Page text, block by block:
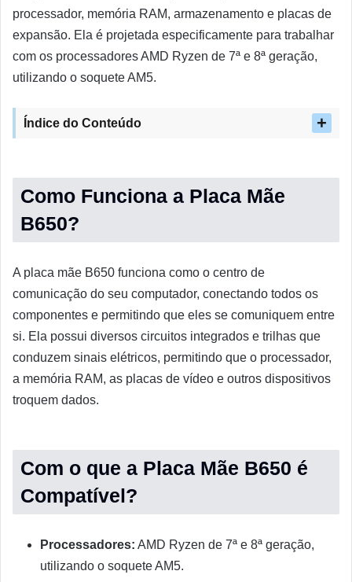
processador, memória RAM, armazenamento e placas de
expansão. Ela é projetada especificamente para trabalhar
com os processadores AMD Ryzen de 7ª e 8ª geração,
utilizando o soquete AM5.
Índice do Conteúdo
Como Funciona a Placa Mãe
B650?
A placa mãe B650 funciona como o centro de
comunicação do seu computador, conectando todos os
componentes e permitindo que eles se comuniquem entre
si. Ela possui diversos circuitos integrados e trilhas que
conduzem sinais elétricos, permitindo que o processador,
a memória RAM, as placas de vídeo e outros dispositivos
troquem dados.
Com o que a Placa Mãe B650 é
Compatível?
Processadores: AMD Ryzen de 7ª e 8ª geração,
utilizando o soquete AM5.